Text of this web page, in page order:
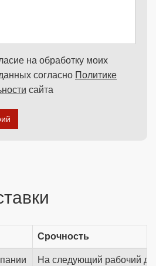
на обработку моих
согласно Политике
сайта
Срочность
На следующий рабочий